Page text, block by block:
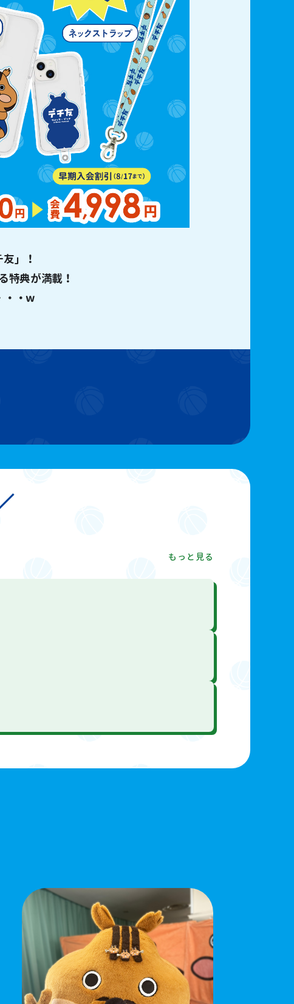
」！
特典が満載！
・・w
もっと見る